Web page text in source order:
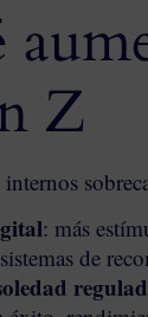
Z
: más
de